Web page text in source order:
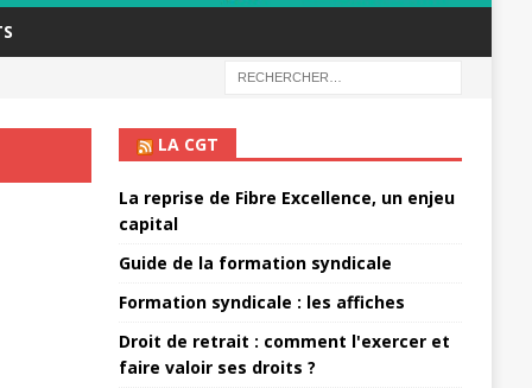
LA CGT
La reprise de Fibre Excellence, un enjeu
capital
Guide de la formation syndicale
Formation syndicale : les affiches
Droit de retrait : comment l'exercer et
faire valoir ses droits ?